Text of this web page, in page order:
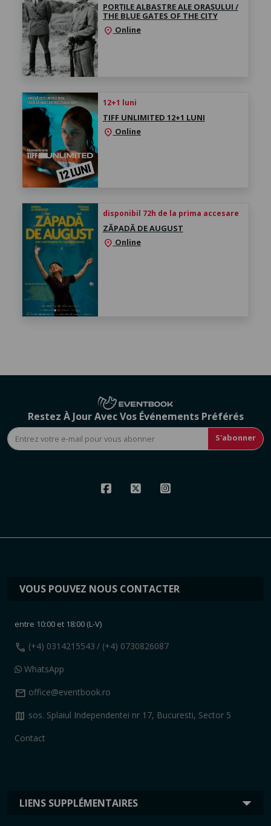
PORȚILE ALBASTRE ALE ORAȘULUI /
THE BLUE GATES OF THE CITY
location_on Online
12+1 luni
TIFF UNLIMITED 12+1 LUNI
location_on Online
disponibil 72h de la prima accesare
ZĂPADĂ DE AUGUST
location_on Online
Restez À Jour Avec Vos Événements Préférés
S'abonner
LIENS SUPPLÉMENTAIRES
VOUS POUVEZ NOUS CONTACTER
entre 10:00 et 18:00 (L-V)
call (+4) 0314215543 / (+4) 0730826087
WhatsApp
mail office@eventbook.ro
map sos. Splaiul Independentei nr 17, Bucuresti, Sector 5
Contact